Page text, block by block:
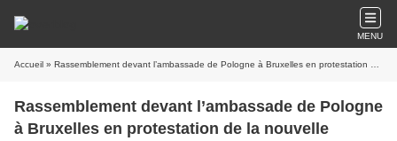
MENU
Accueil » Rassemblement devant l’ambassade de Pologne à Bruxelles en protestation de la nouvelle tentative d’interdiction du Parti Communiste de Pologne
Rassemblement devant l’ambassade de Pologne
à Bruxelles en protestation de la nouvelle